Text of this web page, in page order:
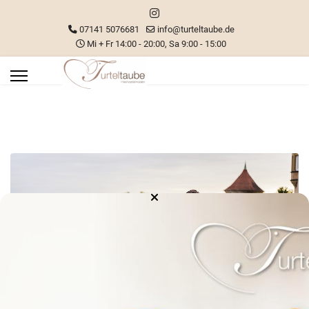
07141 5076681
info@turteltaube.de
Mi + Fr 14:00 - 20:00, Sa 9:00 - 15:00